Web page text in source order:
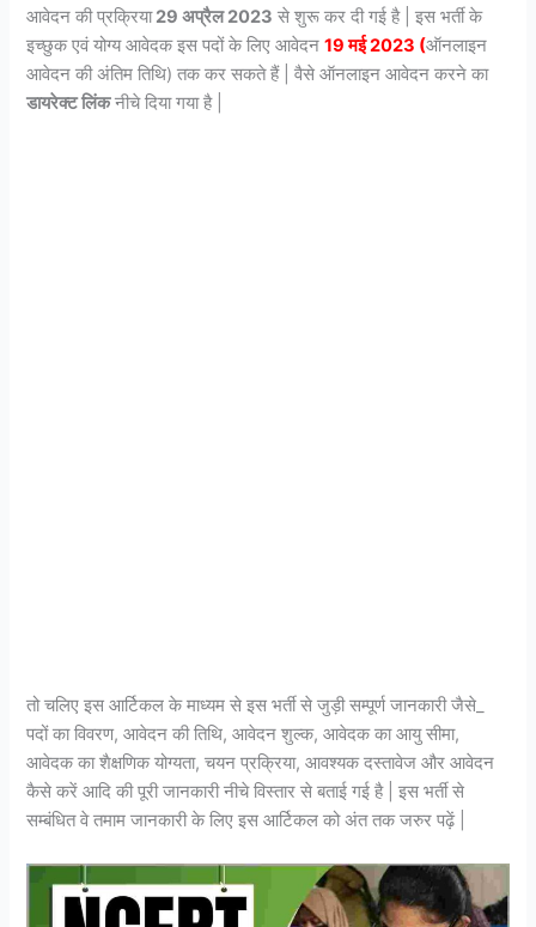
आवेदन की प्रक्रिया29 अप्रैल 2023 से शुरू कर दी गई है | इस भर्ती के
इच्छुक एवं योग्य आवेदक इस पदों के लिए आवेदन19 मई 2023 (ऑनलाइन
आवेदन की अंतिम तिथि) तक कर सकते हैं | वैसे ऑनलाइन आवेदन करने का
डायरेक्ट लिंकनीचे दिया गया है |
तो चलिए इस आर्टिकल के माध्यम से इस भर्ती से जुड़ी सम्पूर्ण जानकारी जैसे_
पदों का विवरण, आवेदन की तिथि, आवेदन शुल्क, आवेदक का आयु सीमा,
आवेदक का शैक्षणिक योग्यता, चयन प्रक्रिया, आवश्यक दस्तावेज और आवेदन
कैसे करें आदि की पूरी जानकारी नीचे विस्तार से बताई गई है | इस भर्ती से
सम्बंधित वे तमाम जानकारी के लिए इस आर्टिकल को अंत तक जरुर पढ़ें |